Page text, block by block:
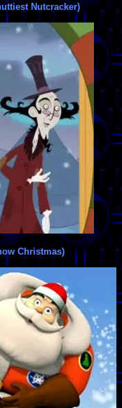
Nutcracker)
Christmas)